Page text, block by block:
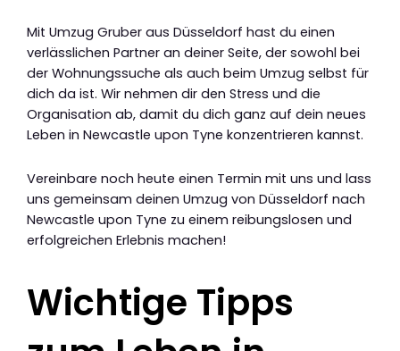
Mit Umzug Gruber aus Düsseldorf hast du einen
verlässlichen Partner an deiner Seite, der sowohl bei
der Wohnungssuche als auch beim Umzug selbst für
dich da ist. Wir nehmen dir den Stress und die
Organisation ab, damit du dich ganz auf dein neues
Leben in Newcastle upon Tyne konzentrieren kannst.
Vereinbare noch heute einen Termin mit uns und lass
uns gemeinsam deinen Umzug von Düsseldorf nach
Newcastle upon Tyne zu einem reibungslosen und
erfolgreichen Erlebnis machen!
Wichtige Tipps